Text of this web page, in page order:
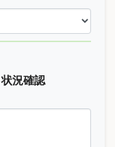
況確認